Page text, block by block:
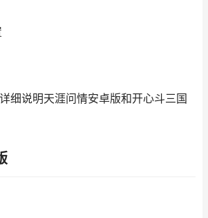
细说明天涯问情安卓版和开心斗三国